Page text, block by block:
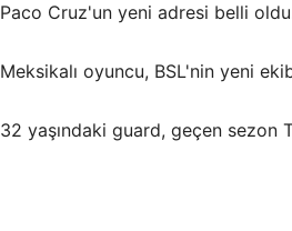
Paco Cruz'un yeni adresi belli
Meksikalı oyuncu, BSL'nin yeni
32 yaşındaki guard, geçen sezon